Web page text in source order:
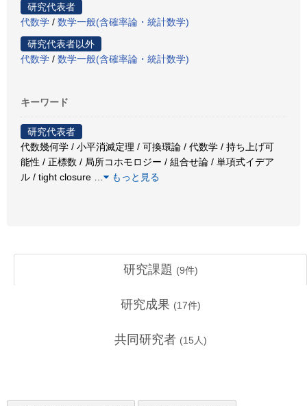
研究代表者
代数学 / 数学一般(含確率論・統計数学)
研究代表者以外
代数学 / 数学一般(含確率論・統計数学)
キーワード
研究代表者
代数幾何学 / 小平消滅定理 / 可換環論 / 代数学 / 持ち上げ可
能性 / 正標数 / 局所コホモロジー / 組合せ論 / 単項式イデア
ル / tight closure
もっと見る
研究課題 (9件)
研究成果 (17件)
共同研究者 (15 人)